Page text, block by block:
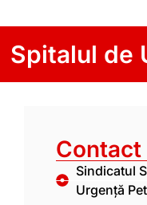
Spitalul de
Contact
Sindicatul
Urgență